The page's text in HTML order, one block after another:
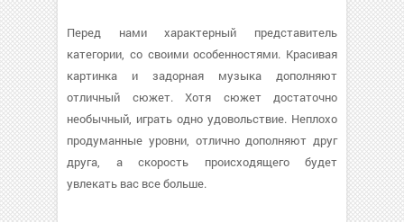
Перед нами характерный представитель
категории, со своими особенностями. Красивая
картинка и задорная музыка дополняют
отличный сюжет. Хотя сюжет достаточно
необычный, играть одно удовольствие. Неплохо
продуманные уровни, отлично дополняют друг
друга, а скорость происходящего будет
увлекать вас все больше.